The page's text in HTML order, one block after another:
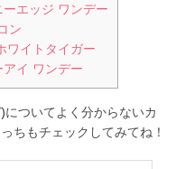
エッジ ワンデー
ン
ワイトタイガー
イ ワンデー
ついてよく分からないカ
ちもチェックしてみてね！